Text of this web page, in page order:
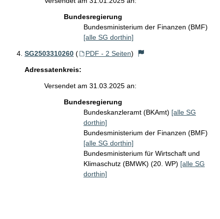
Bundesregierung
Bundesministerium der Finanzen (BMF)
[alle SG dorthin]
SG2503310260 ( PDF - 2 Seiten)
Adressatenkreis:
Versendet am 31.03.2025 an:
Bundesregierung
Bundeskanzleramt (BKAmt) [alle SG
dorthin]
Bundesministerium der Finanzen (BMF)
[alle SG dorthin]
Bundesministerium für Wirtschaft und
Klimaschutz (BMWK) (20. WP) [alle SG
dorthin]